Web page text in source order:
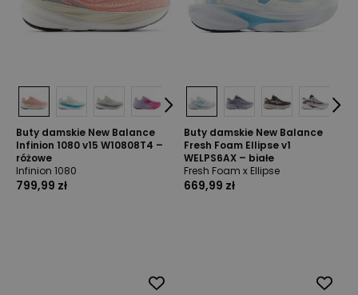
Buty damskie New Balance
Infinion 1080 v15 W10808T4 –
różowe
Infinion 1080
799,99 zł
Buty damskie New Balance
Fresh Foam Ellipse v1
WELPS6AX – białe
Fresh Foam x Ellipse
669,99 zł